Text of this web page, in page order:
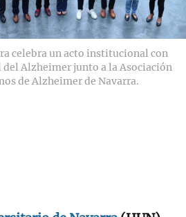
celebra un acto institucional con
Alzheimer junto a la Asociación
de Alzheimer de Navarra.